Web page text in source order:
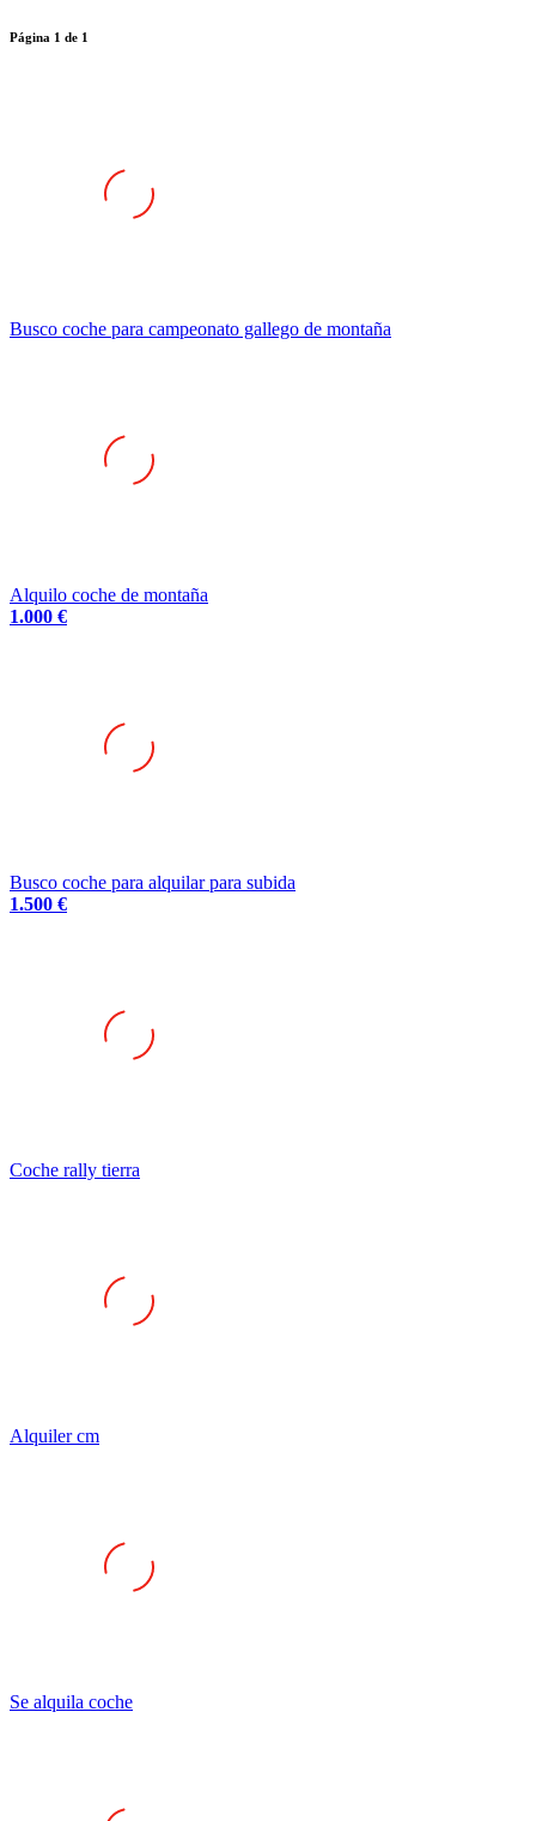
Página 1 de 1
Busco coche para campeonato gallego de montaña
Alquilo coche de montaña
1.000 €
Busco coche para alquilar para subida
1.500 €
Coche rally tierra
Alquiler cm
Se alquila coche